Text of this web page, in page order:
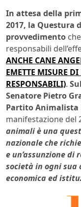
In attesa della
2017, la Questura
provvedimento
responsabili
ANCHE CANE
EMETTE MISURE
RESPONSABILI).
Senatore Pietro
Partito Animalista
manifestazione del
animali è una
nazionale che
e un’assunzione
società in ogni sua
economica ed